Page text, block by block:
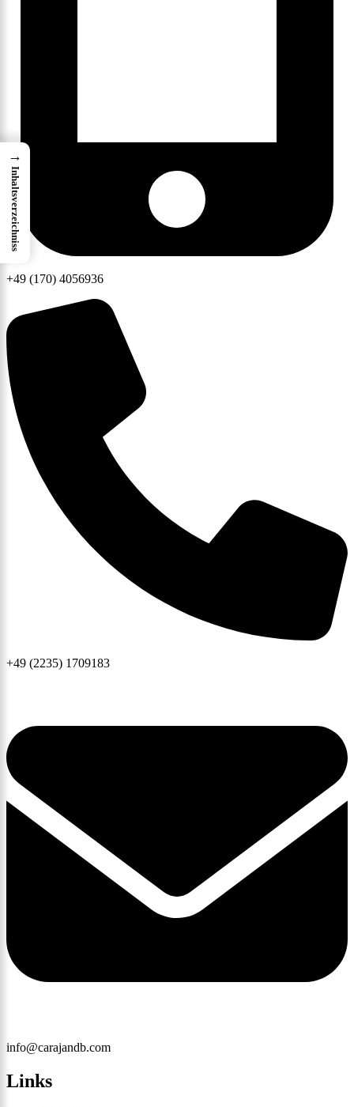
+49 (170) 4056936
+49 (2235) 1709183
info@carajandb.com
Links
→
Inhaltsverzeichniss